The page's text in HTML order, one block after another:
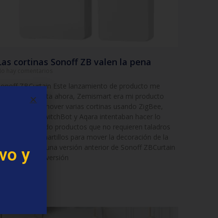
cortinas Sonoff ZB valen la pena
ZBCurtain Este lanzamiento de producto me
sorprendió. Hasta ahora, Zemismart era mi producto
preferido para mover varias cortinas usando ZigBee,
mientras que SwitchBot y Aqara intentaban hacer lo
mismo diseñando productos que no requieren taladros
de impacto ni martillos para mover la decoración de la
Recibí una versión anterior de Sonoff ZBCurtain
de ITEAD , una versión
más »
y